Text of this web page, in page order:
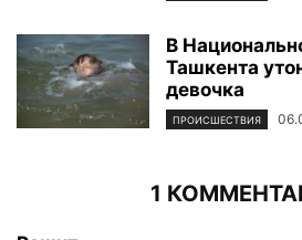
В
Ташкента
девочка
ПРОИСШЕСТВИЯ
1